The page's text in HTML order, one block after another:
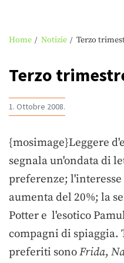
Home Notizie Terzo
Terzo
1. Ottobre 2008.
{mosimage}Leggere
segnala un'ondata di
preferenze;
aumenta del 20%; la
Potter e l'esotico
compagni di spiaggia.
preferiti sonoFrida,